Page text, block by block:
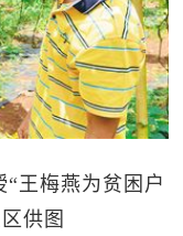
王梅燕为贫困户
供图